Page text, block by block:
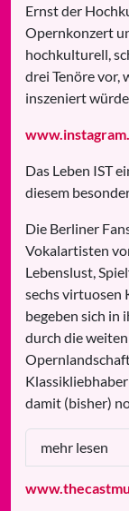
Ernst der
Opernkonzert
hochkulturell,
drei Tenöre vor,
inszeniert
Das Leben IST
diesem
Die Berliner
Vokalartisten
Lebenslust,
sechs virtuosen
begeben sich in
durch die
damit (bisher)
mehr lesen